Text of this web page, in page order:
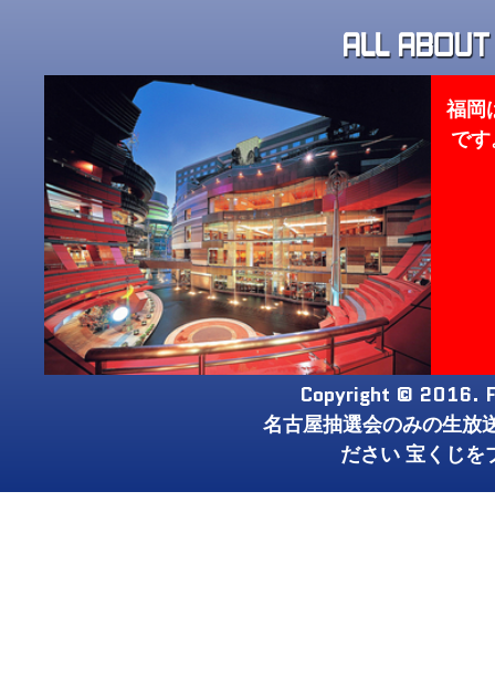
福岡
で
Copyright © 2016.
名古屋抽選会のみの生放
ださい 宝くじを